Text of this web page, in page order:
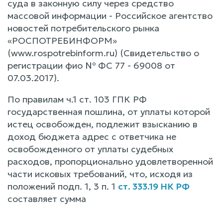
суда в законную силу через средство
массовой информации - Российское агентство
новостей потребительского рынка
«РОСПОТРЕБИНФОРМ»
(www.rospotrebinform.ru) (Свидетельство о
регистрации фио № ФС 77 - 69008 от
07.03.2017).
По правилам ч.1 ст. 103 ГПК РФ
государственная пошлина, от уплаты которой
истец освобожден, подлежит взысканию в
доход бюджета адрес с ответчика не
освобожденного от уплаты судебных
расходов, пропорционально удовлетворенной
части исковых требований, что, исходя из
положений подп. 1, 3 п. 1 ст. 333.19 НК РФ
составляет сумма